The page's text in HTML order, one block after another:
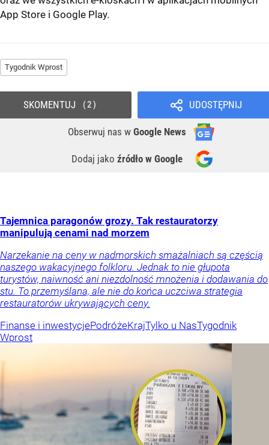
App Store i Google Play.
Tygodnik Wprost
UDOSTĘPNIJ
Obserwuj nas w Google News
Dodaj jako źródło w Google
SKOMENTUJ 2
Tajemnica paragonów grozy. Tak restauratorzy
manipulują cenami nad morzem
Narzekanie na ceny w nadmorskich smażalniach są częścią
naszego wakacyjnego folkloru. Jednak to nie głupota
turystów, naiwność ani niezdolność mnożenia i dodawania do
stu. To przemyślana, ale nie do końca uczciwa strategia
restauratorów ukrywających ceny.
Finanse i inwestycjePodróżeKrajTylko u NasTygodnik
Wprost